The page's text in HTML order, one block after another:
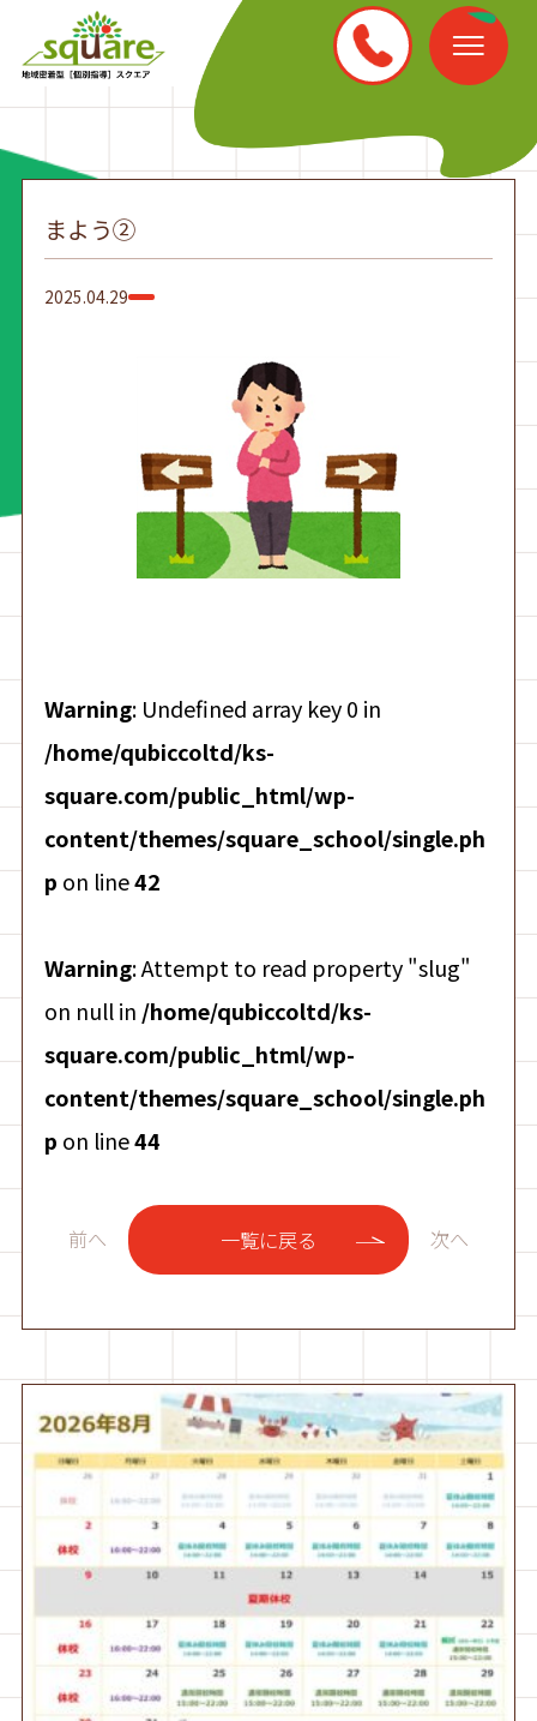
まよう②
2025.04.29
Warning: Undefined array key 0 in
/home/qubiccoltd/ks-
square.com/public_html/wp-
content/themes/square_school/single.ph
p on line42
Warning: Attempt to read property "slug"
on null in /home/qubiccoltd/ks-
square.com/public_html/wp-
content/themes/square_school/single.ph
p on line44
前へ 一覧に戻る 次へ